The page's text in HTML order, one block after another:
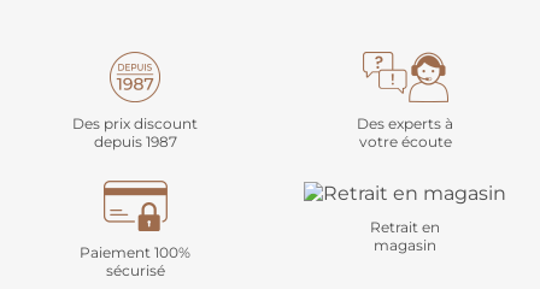
Des prix discount
depuis 1987
Des experts à
votre écoute
Paiement 100%
sécurisé
Retrait en
magasin